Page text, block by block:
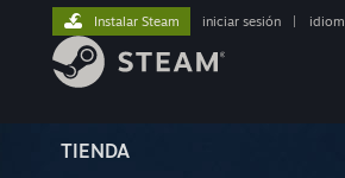
TIENDA
Instalar Steam iniciar sesión